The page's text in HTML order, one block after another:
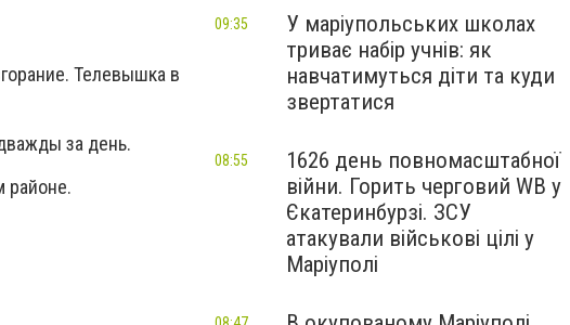
Телевышка в
за день.
районе.
У маріупольських школах
триває набір учнів: як
навчатимуться діти та куди
звертатися
09:35
1626 день повномасштабної
війни. Горить черговий WB у
Єкатеринбурзі. ЗСУ
атакували військові цілі у
Маріуполі
08:55